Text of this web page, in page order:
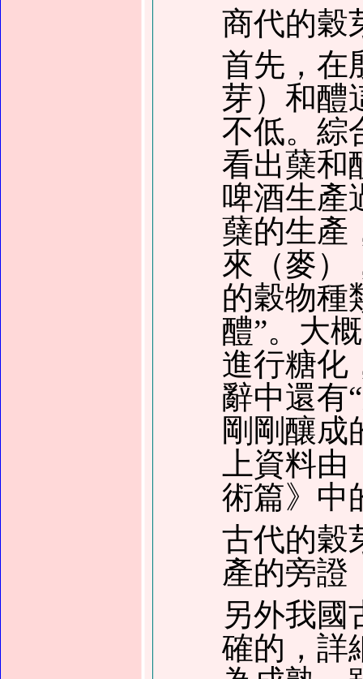
商代的
首先，在
芽）和醴
不低。綜
看出蘖和
啤酒生產
蘖的生產
來 （麥）
的穀物種
醴”。大
進行糖化
辭中還有“
剛剛釀成
上資料
術篇》中
古代的穀
產的旁證
另外我國
確的，詳